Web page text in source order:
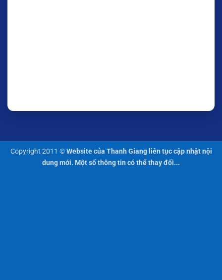
Copyright 2011 ©Website của Thanh Giang liên tục cập nhật nội
dung mới. Một số thông tin có thể thay đổi...